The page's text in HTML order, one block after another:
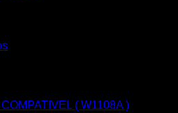
( W1108A )